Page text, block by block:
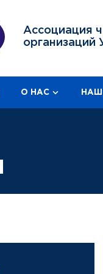
Ассоциация
организаций
О НАС